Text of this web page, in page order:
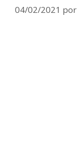
04/02/2021 por